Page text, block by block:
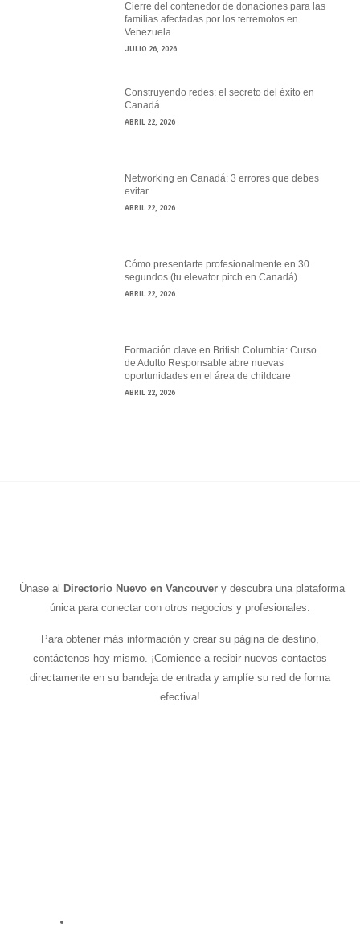
Cierre del contenedor de donaciones para las
familias afectadas por los terremotos en
Venezuela
JULIO 26, 2026
Construyendo redes: el secreto del éxito en
Canadá
ABRIL 22, 2026
Networking en Canadá: 3 errores que debes
evitar
ABRIL 22, 2026
Cómo presentarte profesionalmente en 30
segundos (tu elevator pitch en Canadá)
ABRIL 22, 2026
Formación clave en British Columbia: Curso
de Adulto Responsable abre nuevas
oportunidades en el área de childcare
ABRIL 22, 2026
Únase al Directorio Nuevo en Vancouvery descubra una plataforma
única para conectar con otros negocios y profesionales.
Para obtener más información y crear su página de destino,
contáctenos hoy mismo. ¡Comience a recibir nuevos contactos
directamente en su bandeja de entrada y amplíe su red de forma
efectiva!